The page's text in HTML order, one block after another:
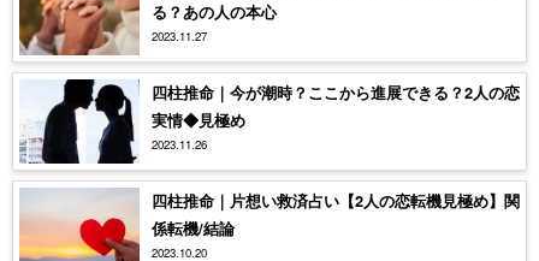
る？あの人の本心
2023.11.27
四柱推命｜今が潮時？ここから進展できる？2人の恋
実情◆見極め
2023.11.26
四柱推命｜片想い救済占い【2人の恋転機見極め】関
係転機/結論
2023.10.20